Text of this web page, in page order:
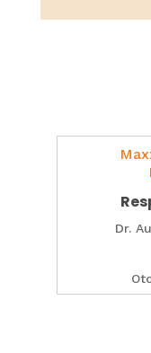
Dr.